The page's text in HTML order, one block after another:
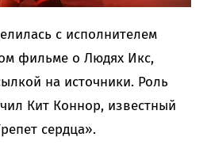
с исполнителем
фильме о Людях Икс,
на источники. Роль
Кит Коннор, известный
сердца».